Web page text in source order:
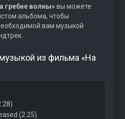
гребне волны»вы можете
альбома, чтобы
вам музыкой
из фильма «На
(2:25)